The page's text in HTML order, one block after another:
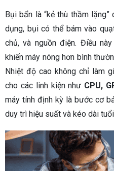
Bụi bẩn là “kẻ thù thầm
dụng, bụi có thể bám vào
chủ, và nguồn điện. Điều
khiến máy nóng hơn bình
Nhiệt độ cao không chỉ làm
cho các linh kiện như CPU,
máy tính định kỳ là bước cơ
duy trì hiệu suất và kéo dài